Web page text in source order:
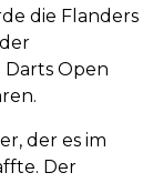
die Flanders
Open
der es im
Der